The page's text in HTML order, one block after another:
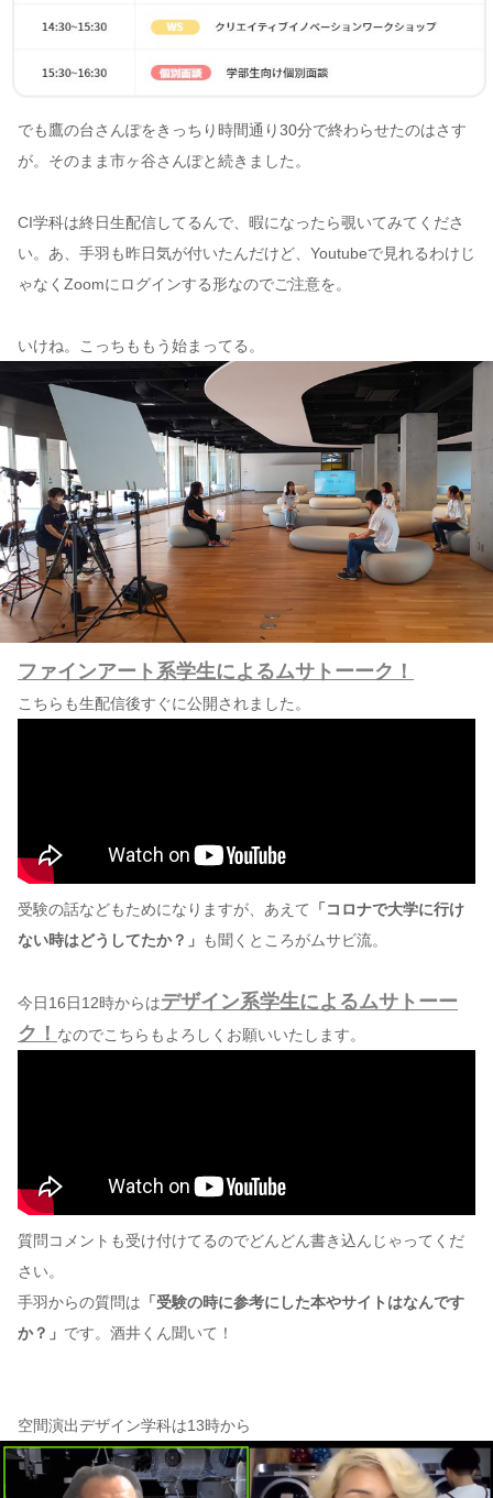
でも鷹の台さんぽをきっちり時間通り30分で終わらせたのはさす
が。そのまま市ヶ谷さんぽと続きました。
CI学科は終日生配信してるんで、暇になったら覗いてみてくださ
い。あ、手羽も昨日気が付いたんだけど、Youtubeで見れるわけじ
ゃなくZoomにログインする形なのでご注意を。
いけね。こっちももう始まってる。
ファインアート系学生によるムサトーーク！
こちらも生配信後すぐに公開されました。
受験の話などもためになりますが、あえて
「コロナで大学に行け
ない時はどうしてたか？」 も聞くところがムサビ流。
今日16日12時からはデザイン系学生によるムサトーー
ク！ なのでこちらもよろしくお願いいたします。
質問コメントも受け付けてるのでどんどん書き込んじゃってくだ
さい。
手羽からの質問は 「受験の時に参考にした本やサイトはなんです
か？」 です。酒井くん聞いて！
空間演出デザイン学科は13時から